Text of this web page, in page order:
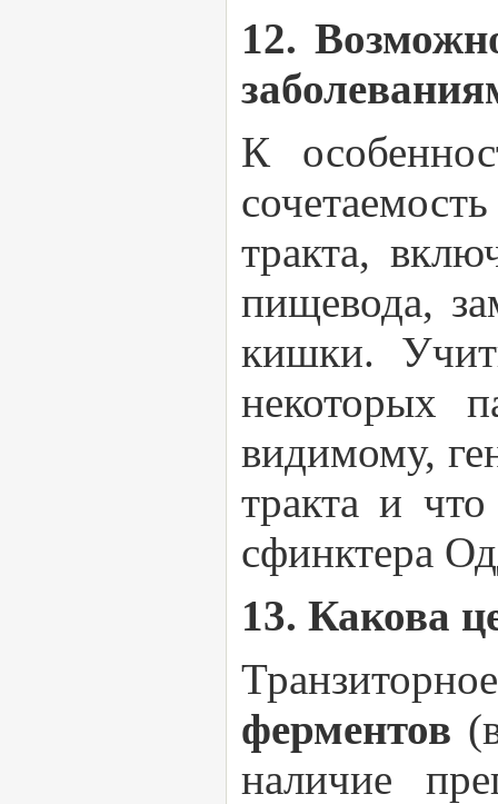
12.
К
тракта,
пищевода,
кишки.
некоторых
видимому,
тракта и
сфинктера
13. Какова
ферментов
наличие